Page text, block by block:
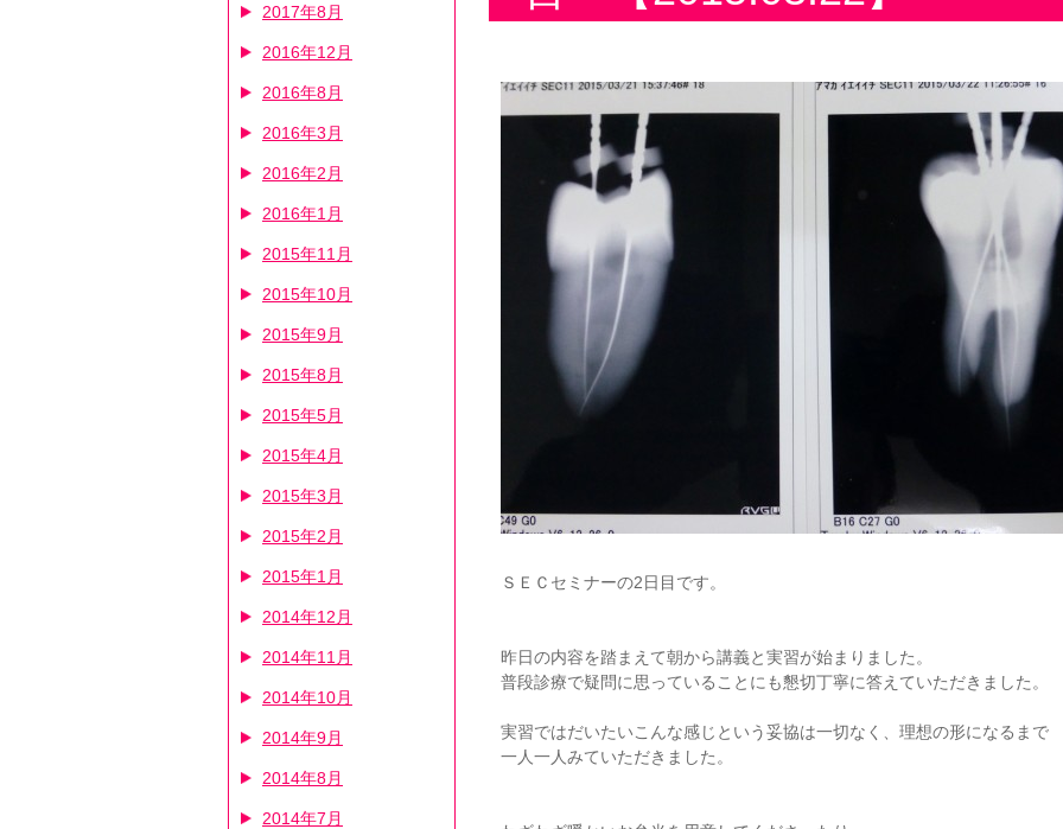
2017年8月
2016年12月
2016年8月
2016年3月
2016年2月
2016年1月
2015年11月
2015年10月
2015年9月
2015年8月
2015年5月
2015年4月
2015年3月
2015年2月
2015年1月
2014年12月
2014年11月
2014年10月
2014年9月
2014年8月
2014年7月
ＳＥＣセミナーの2日目です。
昨日の内容を踏まえて朝から講義と実習が始まりました。
普段診療で疑問に思っていることにも懇切丁寧に答えていただきました。
実習ではだいたいこんな感じという妥協は一切なく、理想の形になるまで
一人一人みていただきました。